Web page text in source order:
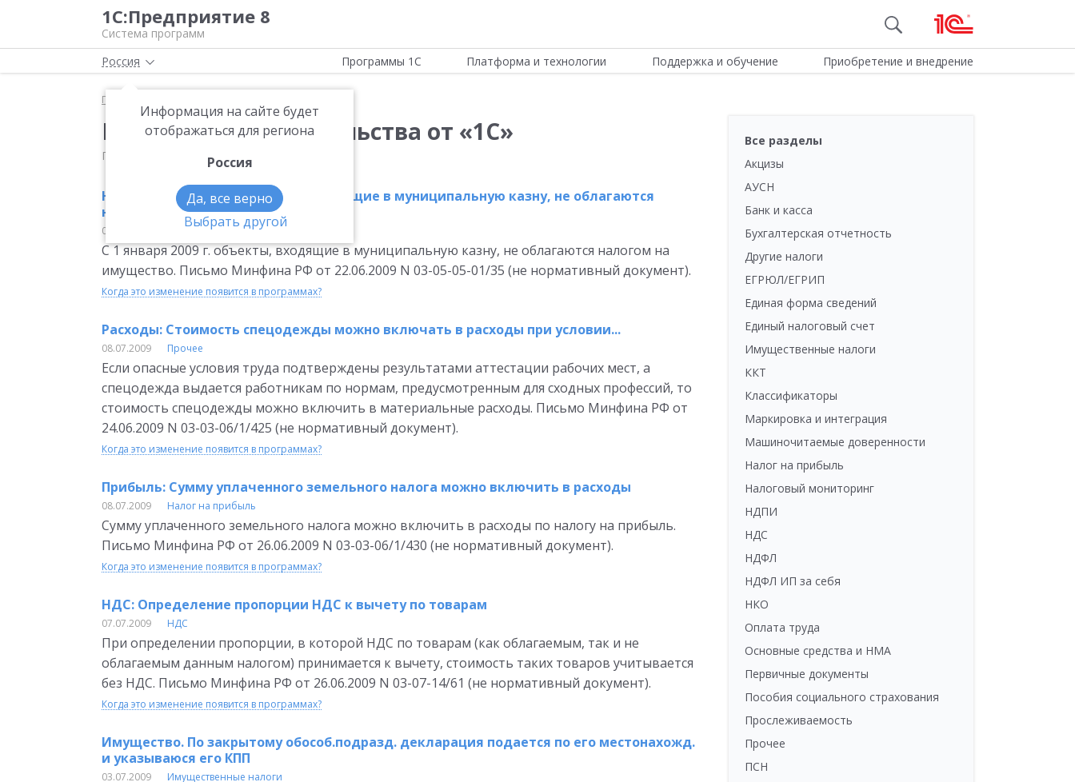
1С:Предприятие 8
Система программ
Россия
Информация на сайте будет
отображаться для региона
Россия
Да, все верно
Выбрать другой
Программы 1С Платформа и технологии Поддержка и обучение Приобретение и внедрение
Главная
Новости законодательства от «1С»
Последнее обновление: 7 августа 2026
Налог на мущество: Объекты, входящие в муниципальную казну, не облагаются
налогом на имущество
08.07.2009 Имущественные налоги
С 1 января 2009 г. объекты, входящие в муниципальную казну, не облагаются налогом на
имущество. Письмо Минфина РФ от 22.06.2009 N 03-05-05-01/35 (не нормативный документ).
Когда это изменение появится в программах?
Расходы: Стоимость спецодежды можно включать в расходы при условии...
08.07.2009 Прочее
Если опасные условия труда подтверждены результатами аттестации рабочих мест, а
спецодежда выдается работникам по нормам, предусмотренным для сходных профессий, то
стоимость спецодежды можно включить в материальные расходы. Письмо Минфина РФ от
24.06.2009 N 03-03-06/1/425 (не нормативный документ).
Когда это изменение появится в программах?
Прибыль: Сумму уплаченного земельного налога можно включить в расходы
08.07.2009 Налог на прибыль
Сумму уплаченного земельного налога можно включить в расходы по налогу на прибыль.
Письмо Минфина РФ от 26.06.2009 N 03-03-06/1/430 (не нормативный документ).
Когда это изменение появится в программах?
НДС: Определение пропорции НДС к вычету по товарам
07.07.2009 НДС
При определении пропорции, в которой НДС по товарам (как облагаемым, так и не
облагаемым данным налогом) принимается к вычету, стоимость таких товаров учитывается
без НДС. Письмо Минфина РФ от 26.06.2009 N 03-07-14/61 (не нормативный документ).
Когда это изменение появится в программах?
Имущество. По закрытому обособ.подразд. декларация подается по его местонахожд.
и указываюся его КПП
03.07.2009 Имущественные налоги
Все разделы
Акцизы
АУСН
Банк и касса
Бухгалтерская отчетность
Другие налоги
ЕГРЮЛ/ЕГРИП
Единая форма сведений
Единый налоговый счет
Имущественные налоги
ККТ
Классификаторы
Маркировка и интеграция
Машиночитаемые доверенности
Налог на прибыль
Налоговый мониторинг
НДПИ
НДС
НДФЛ
НДФЛ ИП за себя
НКО
Оплата труда
Основные средства и НМА
Первичные документы
Пособия социального страхования
Прослеживаемость
Прочее
ПСН